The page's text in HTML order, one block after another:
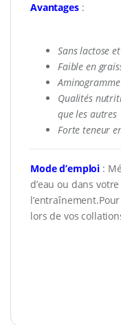
Avantages:
Sans lactose
Faible en
Qualités
que les autres
Forte teneur
Mode d’emploi :
d’eau ou dans
lors de vos